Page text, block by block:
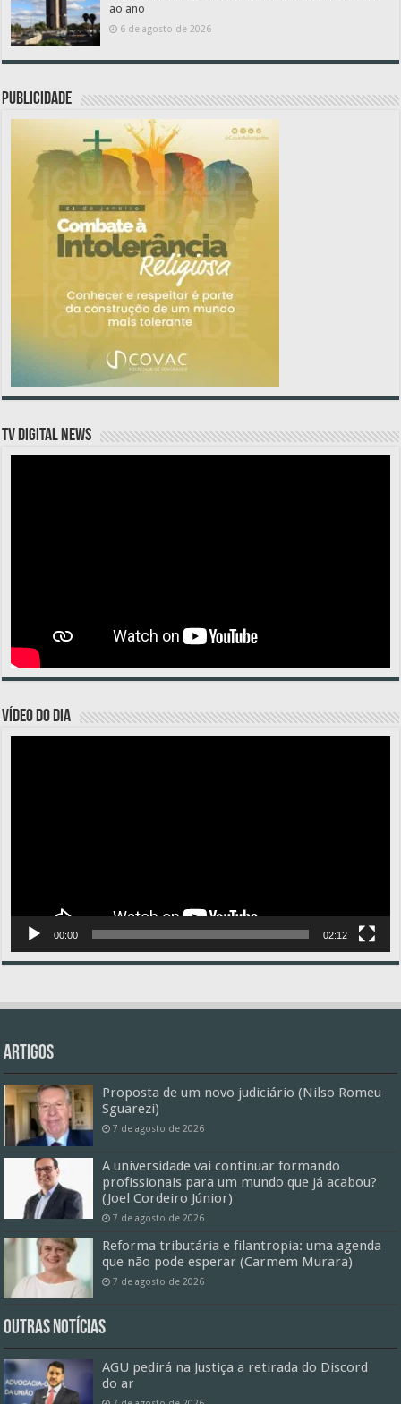
ao ano
6 de agosto de 2026
PUBLICIDADE
TV DIGITAL NEWS
VÍDEO DO DIA
00:00 02:12
Artigos
Proposta de um novo judiciário (Nilso Romeu
Sguarezi)
7 de agosto de 2026
A universidade vai continuar formando
profissionais para um mundo que já acabou?
(Joel Cordeiro Júnior)
7 de agosto de 2026
Reforma tributária e filantropia: uma agenda
que não pode esperar (Carmem Murara)
7 de agosto de 2026
Outras Notícias
AGU pedirá na Justiça a retirada do Discord
do ar